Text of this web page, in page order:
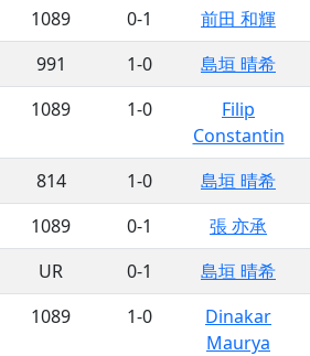
1089 0-1
前田 和輝
991 1-0
島垣 晴希
1089 1-0
Filip
Constantin
814 1-0
島垣 晴希
1089 0-1
張 亦承
UR 0-1
島垣 晴希
1089 1-0
Dinakar
Maurya